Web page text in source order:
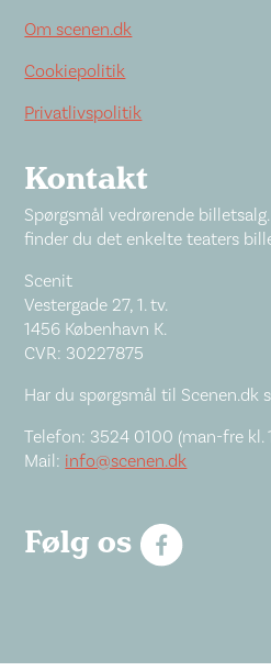
Om scenen.dk
Cookiepolitik
Privatlivspolitik
Kontakt
Spørgsmål vedrørende
finder du det enkelte teaters
Scenit
Vestergade 27, 1. tv.
1456 København K.
CVR: 30227875
Har du spørgsmål til Scenen.dk
Telefon: 3524 0100 (man-fre kl.
Mail: info@scenen.dk
Følg os